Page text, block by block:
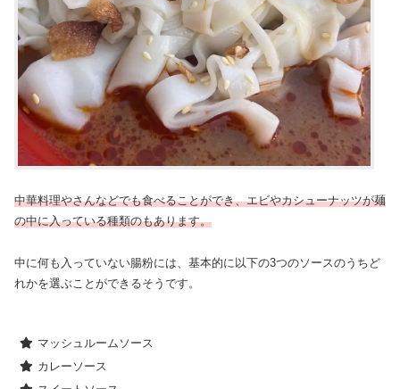
中華料理やさんなどでも食べることができ、エビやカシューナッツが麺
の中に入っている種類のもあります。
中に何も入っていない腸粉には、基本的に以下の3つのソースのうちど
れかを選ぶことができるそうです。
マッシュルームソース
カレーソース